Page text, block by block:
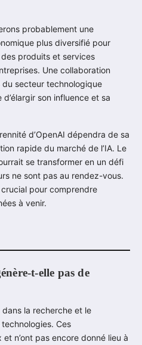
probablement une
plus diversifié pour
produits et services
Une collaboration
du secteur technologique
son influence et sa
d’OpenAI dépendra de sa
rapide du marché de l’IA. Le
se transformer en un défi
ne sont pas au rendez-vous.
pour comprendre
à venir.
t-elle pas de
dans la recherche et le
Ces
n’ont pas encore donné lieu à